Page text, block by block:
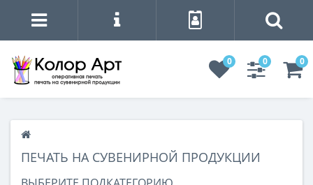
0 0 0
ПЕЧАТЬ НА СУВЕНИРНОЙ ПРОДУКЦИИ